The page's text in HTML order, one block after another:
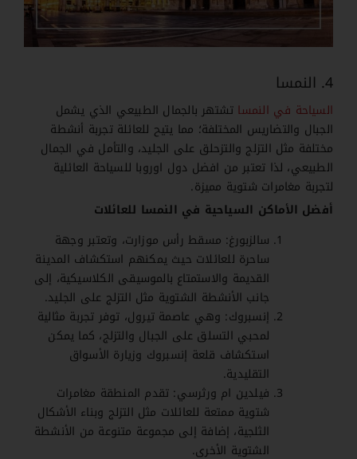
4. النمسا
السياحة في النمسا تشتهر بالجمال الطبيعي الذي يشمل
الجبال والتضاريس المختلفة؛ مما يتيح للعائلة تجربة أنشطة
مختلفة مثل التزلج والتزحلق على الجليد، والتأمل في الجمال
الطبيعي، لذا تعتبر من افضل دول اوروبا للسياحة العائلية
لتجربة مغامرات شتوية مميزة.
أفضل الأماكن السياحية في النمسا للعائلات
سالزبورغ: مسقط رأس موزارت، وتعتبر وجهة
ساحرة للعائلات حيث يمكنهم استكشاف المدينة
القديمة والاستمتاع بالموسيقى الكلاسيكية، إلى
جانب الأنشطة الشتوية مثل التزلج على الجليد.
إنسبروك: وهي عاصمة تيرول، توفر تجربة مثالية
لمحبي التسلق على الجبال والتزلج، كما يمكن
استكشاف قلعة إنسبروك وزيارة الأسواق
التقليدية.
فيلدين ام ورثرسي: تقدم المنطقة مغامرات
شتوية ممتعة للعائلات مثل التزلج وبناء الأشكال
الثلجية، إضافة إلى مجموعة متنوعة من الأنشطة
الشتوية الأخرى.